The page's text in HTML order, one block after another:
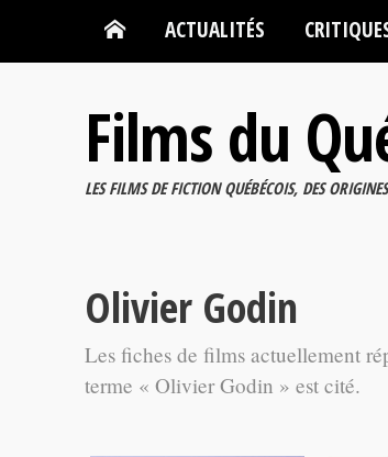
ACTUALITÉS
Films du
LES FILMS DE FICTION QUÉBÉCOIS, DES
Olivier Godin
Les fiches de films actuellement
terme « Olivier Godin » est cité.